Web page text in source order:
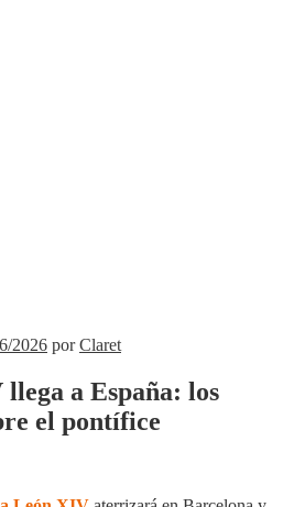
2026 porClaret
a España: los
el pontífice